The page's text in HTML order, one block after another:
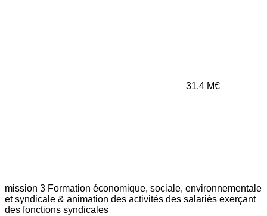
31.4 M€
mission 3 Formation économique, sociale, environnementale
et syndicale & animation des activités des salariés exerçant
des fonctions syndicales